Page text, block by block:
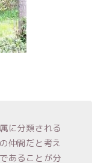
に分類される
仲間だと考え
あることが分